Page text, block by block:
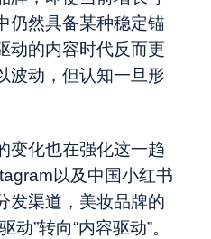
仍然具备某种稳定锚
动的内容时代反而更
波动，但认知一旦形
变化也在强化这一趋
以及中国小红书
发渠道，美妆品牌的
动”转向“内容驱动”。